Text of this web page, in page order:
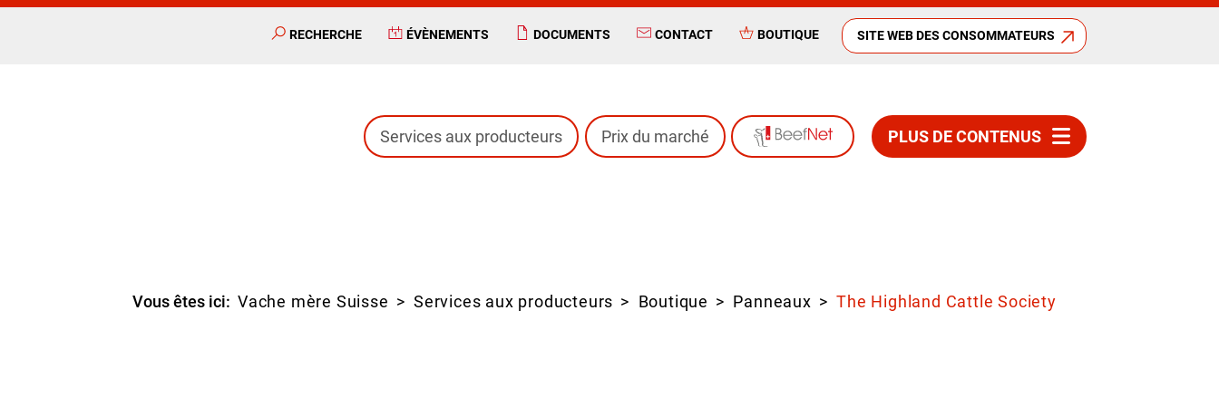
RECHERCHE ÉVÈNEMENTS DOCUMENTS CONTACT BOUTIQUE SITE WEB DES CONSOMMATEURS
Services aux producteurs Prix du marché PLUS DE CONTENUS
Vous êtes ici: Vache mère Suisse Services aux producteurs Boutique Panneaux The Highland Cattle Society